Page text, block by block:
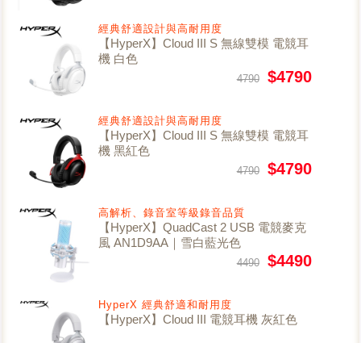
經典舒適設計與高耐用度
【HyperX】Cloud III S 無線雙模 電競耳
機 白色
4790 $4790
經典舒適設計與高耐用度
【HyperX】Cloud III S 無線雙模 電競耳
機 黑紅色
4790 $4790
高解析、錄音室等級錄音品質
【HyperX】QuadCast 2 USB 電競麥克
風 AN1D9AA｜雪白藍光色
4490 $4490
HyperX 經典舒適和耐用度
【HyperX】Cloud III 電競耳機 灰紅色